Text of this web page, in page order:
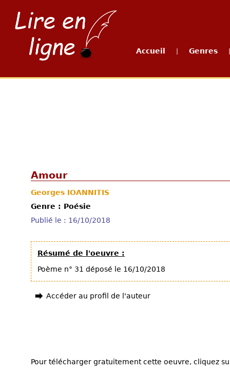
Accueil Genres
Amour
Georges IOANNITIS
Genre : Poésie
Publié le : 16/10/2018
Résumé de l'oeuvre :
Poème n° 31 déposé le 16/10/2018
Accéder au profil de l'auteur
Pour télécharger gratuitement cette oeuvre, cliquez